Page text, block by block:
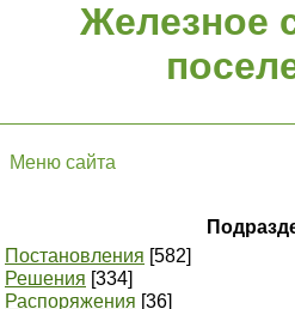
Железное
Меню сайта
Постановления [582]
Решения [334]
Распоряжения [36]